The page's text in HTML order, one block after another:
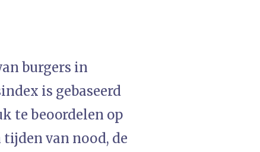
burgers in
is gebaseerd
te beoordelen op
tijden van nood, de